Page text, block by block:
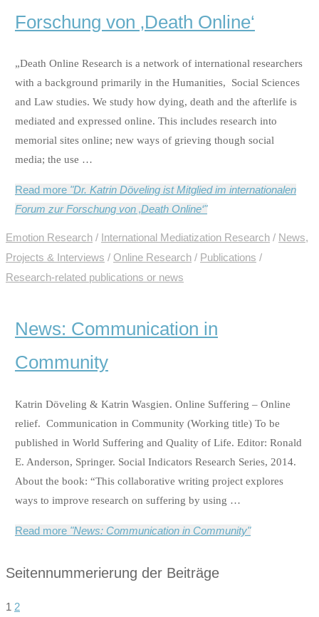
Forschung von ‚Death Online‘
„Death Online Research is a network of international researchers
with a background primarily in the Humanities, Social Sciences
and Law studies. We study how dying, death and the afterlife is
mediated and expressed online. This includes research into
memorial sites online; new ways of grieving though social
media; the use …
Read more "Dr. Katrin Döveling ist Mitglied im internationalen
Forum zur Forschung von ‚Death Online‘"
Emotion Research / International Mediatization Research / News,
Projects & Interviews / Online Research / Publications /
Research-related publications or news
News: Communication in
Community
Katrin Döveling & Katrin Wasgien. Online Suffering – Online
relief. Communication in Community (Working title) To be
published in World Suffering and Quality of Life. Editor: Ronald
E. Anderson, Springer. Social Indicators Research Series, 2014.
About the book: “This collaborative writing project explores
ways to improve research on suffering by using …
Read more "News: Communication in Community"
Seitennummerierung der Beiträge
1 2